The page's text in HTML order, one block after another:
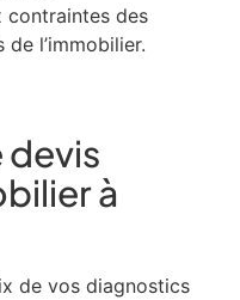
contraintes des
l’immobilier.
devis
à
de vos diagnostics